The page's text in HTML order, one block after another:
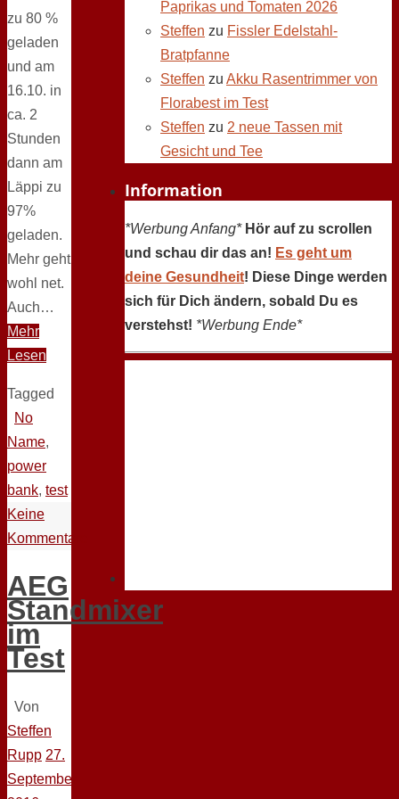
zu 80 %
geladen
und am
16.10. in
ca. 2
Stunden
dann am
Läppi zu
97%
geladen.
Mehr geht
wohl net.
Auch…
Mehr
Lesen
Tagged
No
Name,
power
bank, test
Keine
Kommentare
AEG
Standmixer
im
Test
Von
Steffen
Rupp 27.
September
Paprikas und Tomaten 2026
Steffen zu Fissler Edelstahl-
Bratpfanne
Steffen zu Akku Rasentrimmer von
Florabest im Test
Steffen zu 2 neue Tassen mit
Gesicht und Tee
Information
*Werbung Anfang* Hör auf zu scrollen
und schau dir das an! Es geht um
deine Gesundheit! Diese Dinge werden
sich für Dich ändern, sobald Du es
verstehst! *Werbung Ende*